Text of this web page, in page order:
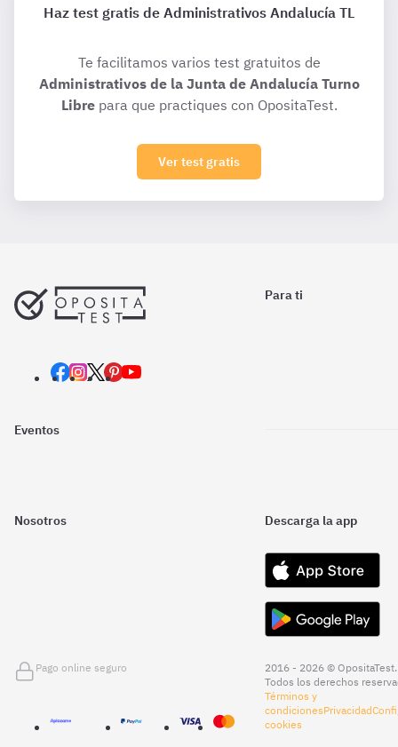
Haz test gratis de Administrativos Andalucía TL
Te facilitamos varios test gratuitos de
Administrativos de la Junta de Andalucía Turno
Librepara que practiques con OpositaTest.
Ver test gratis
Para ti
Eventos
Nosotros Descarga la app
Pago online seguro
2016 - 2026 © OpositaTest.
Todos los derechos
Términos y
condicionesPrivacidad
cookies